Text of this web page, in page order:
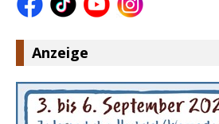
Anzeige